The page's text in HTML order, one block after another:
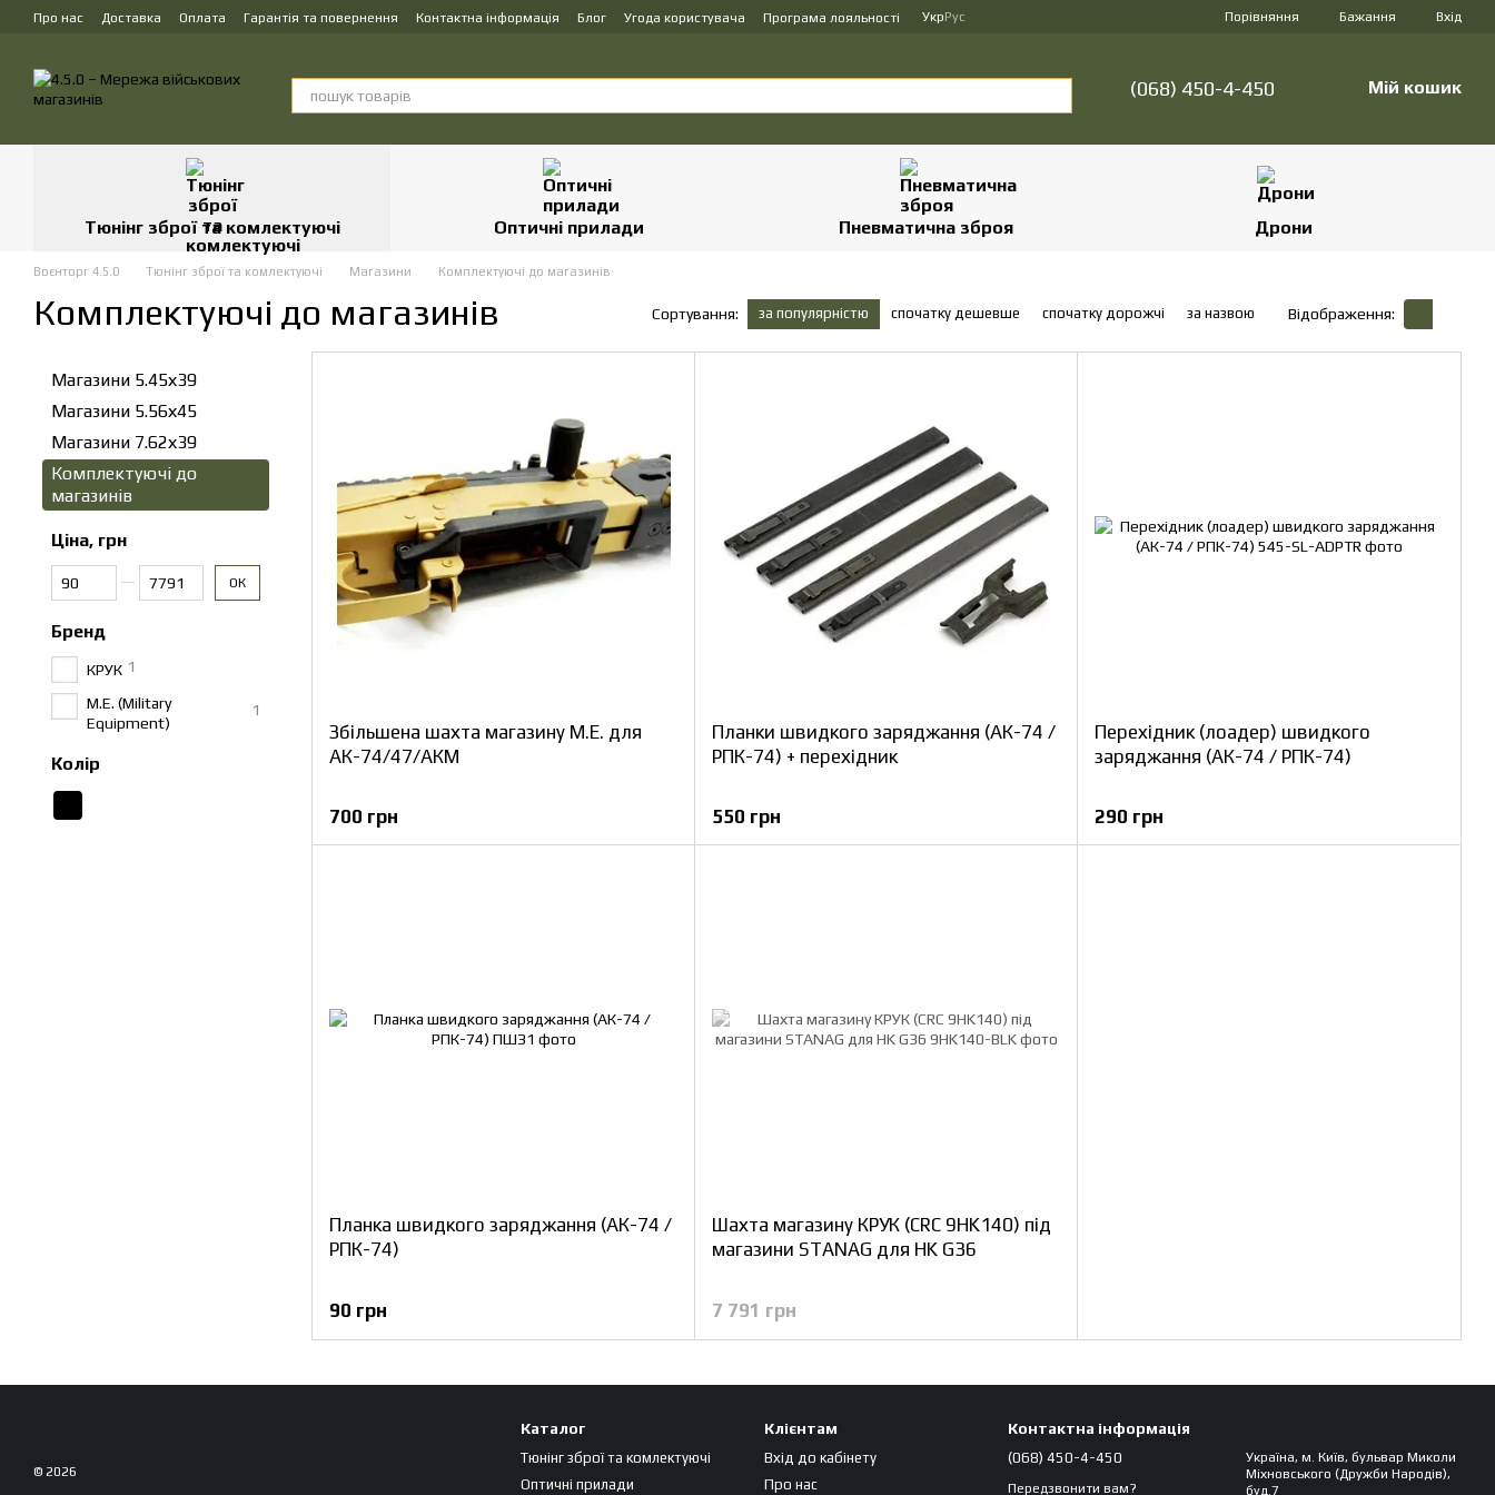
Перейти до основного контенту
Про нас Доставка Оплата Гарантія та повернення Контактна інформація Блог Угода користувача Програма лояльності УкрРус Порівняння Бажання Вхід
(068) 450-4-450 Мій кошик
Тюнінг зброї та комлектуючі Оптичні прилади Пневматична зброя Дрони
Воєнторг 4.5.0 Тюнінг зброї та комлектуючі Магазини Комплектуючі до магазинів
Комплектуючі до магазинів Сортування: за популярністю спочатку дешевше спочатку дорожчі за назвою Відображення:
Збільшена шахта магазину M.E. для
АК-74/47/АКМ
700 грн
Планки швидкого заряджання (АК-74 /
РПК-74) + перехідник
550 грн
Перехідник (лоадер) швидкого
заряджання (АК-74 / РПК-74)
290 грн
Планка швидкого заряджання (АК-74 /
РПК-74)
90 грн
Шахта магазину КРУК (CRC 9HK140) під
магазини STANAG для HK G36
7 791 грн
Магазини 5.45х39
Магазини 5.56х45
Магазини 7.62х39
Комплектуючі до
магазинів
Ціна, грн
ОК
Бренд
КРУК 1
M.E. (Military
Equipment)
1
Колір
© 2026
Каталог
Тюнінг зброї та комлектуючі
Оптичні прилади
Клієнтам
Вхід до кабінету
Про нас
Контактна інформація
(068) 450-4-450
Передзвонити вам?
Україна, м. Київ, бульвар Миколи
Міхновського (Дружби Народів),
буд.7